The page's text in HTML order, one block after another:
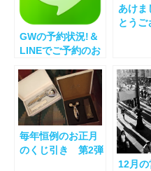
GWの予約状況!＆
LINEでご予約のお
あけま
とうご
毎年恒例のお正月
のくじ引き 第2弾
12月